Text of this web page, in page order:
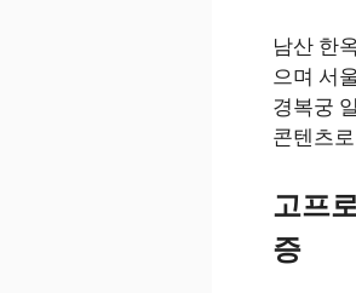
남산 한
으며 서
경복궁
콘텐츠
고프
증